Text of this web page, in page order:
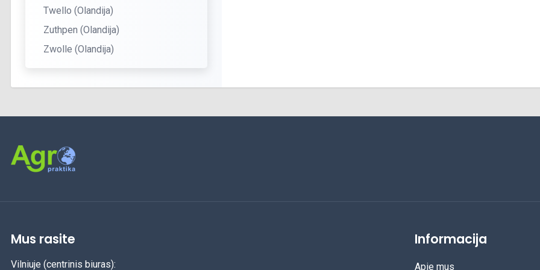
Twello (Olandija)
Zuthpen (Olandija)
Zwolle (Olandija)
Mus rasite
Vilniuje (centrinis biuras):
Informacija
Apie mus